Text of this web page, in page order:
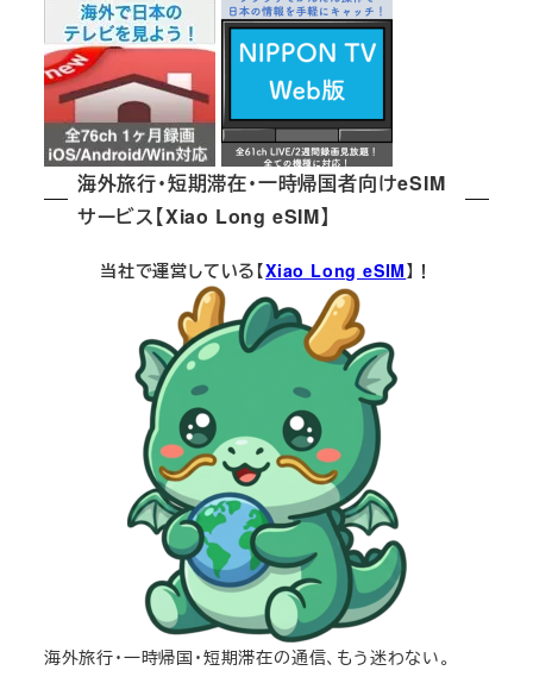
海外旅行・短期滞在・一時帰国者向けeSIM
サービス【Xiao Long eSIM】
当社で運営している【Xiao Long eSIM】！
海外旅行・一時帰国・短期滞在の通信、もう迷わない。